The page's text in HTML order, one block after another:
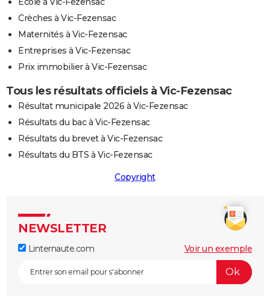
Crèches à Vic-Fezensac
Maternités à Vic-Fezensac
Entreprises à Vic-Fezensac
Prix immobilier à Vic-Fezensac
Tous les résultats officiels à Vic-Fezensac
Résultat municipale 2026 à Vic-Fezensac
Résultats du bac à Vic-Fezensac
Résultats du brevet à Vic-Fezensac
Résultats du BTS à Vic-Fezensac
Copyright
NEWSLETTER
Linternaute.com Voir un exemple